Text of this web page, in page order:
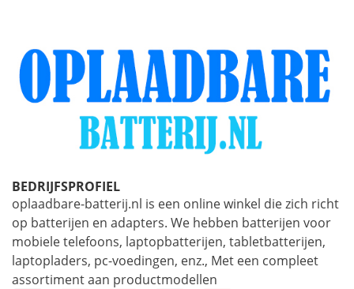
BEDRIJFSPROFIEL
oplaadbare-batterij.nl is een online winkel die zich richt
op batterijen en adapters. We hebben batterijen voor
mobiele telefoons, laptopbatterijen, tabletbatterijen,
laptopladers, pc-voedingen, enz., Met een compleet
assortiment aan productmodellen